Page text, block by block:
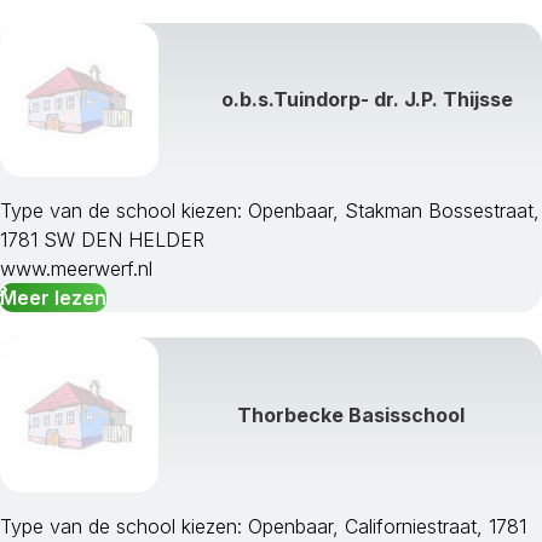
o.b.s.Tuindorp- dr. J.P. Thijsse
Type van de school kiezen: Openbaar, Stakman Bossestraat,
1781 SW DEN HELDER
www.meerwerf.nl
Meer lezen
Thorbecke Basisschool
Type van de school kiezen: Openbaar, Californiestraat, 1781